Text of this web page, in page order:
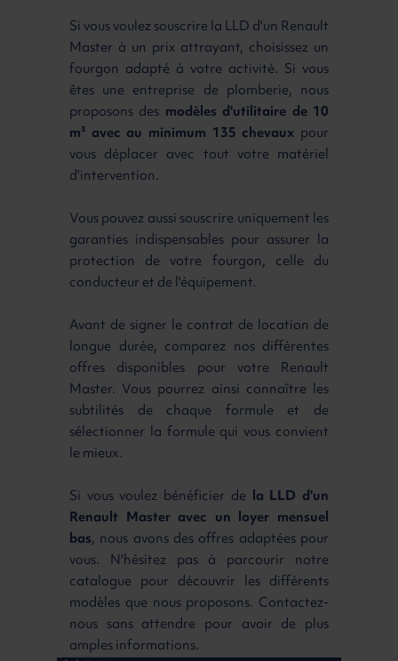
Si vous voulez souscrire la LLD d'un Renault
Master à un prix attrayant, choisissez un
fourgon adapté à votre activité. Si vous
êtes une entreprise de plomberie, nous
proposons des modèles d'utilitaire de 10
m³ avec au minimum 135 chevaux pour
vous déplacer avec tout votre matériel
d'intervention.
Vous pouvez aussi souscrire uniquement les
garanties indispensables pour assurer la
protection de votre fourgon, celle du
conducteur et de l'équipement.
Avant de signer le contrat de location de
longue durée, comparez nos différentes
offres disponibles pour votre Renault
Master. Vous pourrez ainsi connaître les
subtilités de chaque formule et de
sélectionner la formule qui vous convient
le mieux.
Si vous voulez bénéficier de la LLD d'un
Renault Master avec un loyer mensuel
bas, nous avons des offres adaptées pour
vous. N'hésitez pas à parcourir notre
catalogue pour découvrir les différents
modèles que nous proposons. Contactez-
nous sans attendre pour avoir de plus
amples informations.